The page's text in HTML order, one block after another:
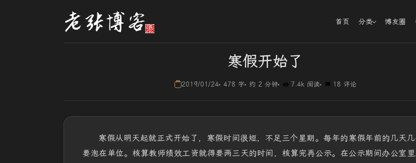
首页 分类 博友圈
寒假开始了
2019/01/24 478 字 约 2 分钟 7.4k 阅读 18 评论
寒假从明天起就正式开始了，寒假时间很短，不足三个星期。每年的寒假年前的几天
要泡在单位。核算教师绩效工资就得要两三天的时间，核算完再公示。在公示期间办公室